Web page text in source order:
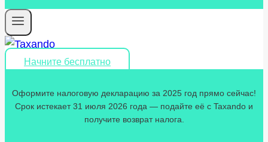
Начните бесплатно
Оформите налоговую декларацию за 2025 год прямо сейчас!
Срок истекает 31 июля 2026 года — подайте её с Taxando и
получите возврат налога.